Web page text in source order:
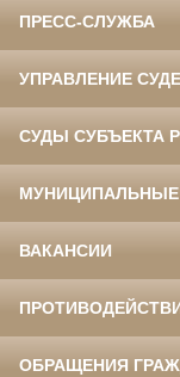
ПРЕСС-СЛУЖБА
УПРАВЛЕНИЕ
СУДЫ СУБЪЕКТА
ВАКАНСИИ
ОБРАЩЕНИЯ